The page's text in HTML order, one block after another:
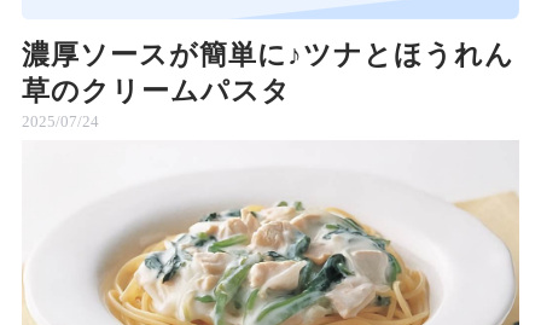
濃厚ソースが簡単に♪ツナとほうれん
草のクリームパスタ
2025/07/24